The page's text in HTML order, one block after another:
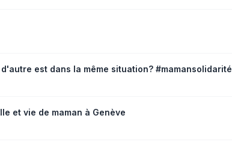
est dans la même situation? #mamansolidarité
et vie de maman à Genève